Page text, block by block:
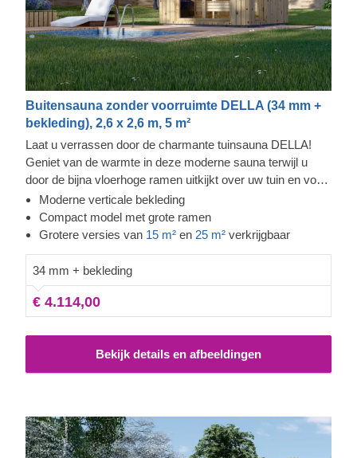
Buitensauna zonder voorruimte DELLA (34 mm +
bekleding), 2,6 x 2,6 m, 5 m²
Laat u verrassen door de charmante tuinsauna DELLA!
Geniet van de warmte in deze moderne sauna terwijl u
door de bijna vloerhoge ramen uitkijkt over uw tuin en voel
hoe de spanning uit uw lichaam verdwijnt. De bekleding
voegt niet alleen een extra isolatielaag toe, maar versterkt
ook de constructie en zorgt voor een strakke, verfijnde
optimaal circuleren, terwijl het langzaam gegroeide
naaldhout de warmte langdurig vasthoudt.
Moderne verticale bekleding
Compact model met grote ramen
Grotere versies van 15 m² en 25 m² verkrijgbaar
34 mm + bekleding
€ 4.114,00
Bekijk details en afbeeldingen